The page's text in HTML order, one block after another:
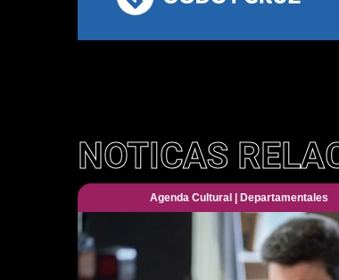
NOTICAS
Agenda Cultural Departamentales